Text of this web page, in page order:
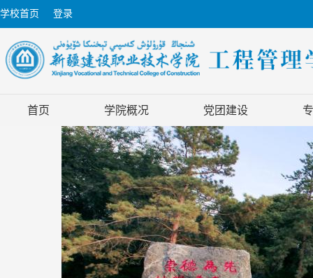
学校首页 登录
首页 学院概况 党团建设